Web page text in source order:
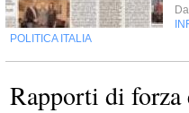
Da
POLITICA ITALIA
Rapporti di